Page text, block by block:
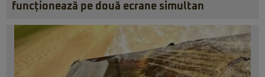
funcționează pe două ecrane simultan